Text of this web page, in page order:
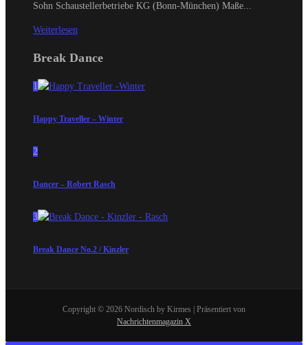
Sohn Schaustellerbetriebe KG (Bonn-München) Maße...
Weiterlesen
Break Dance
1
Happy Traveller – Winter
2
Dancer – Robert Rasch
3
Break Dance No.2 / Kinzler
Copyright © 2026 Nordisch by Kirmes | Präsentiert von
Nachrichtenmagazin X